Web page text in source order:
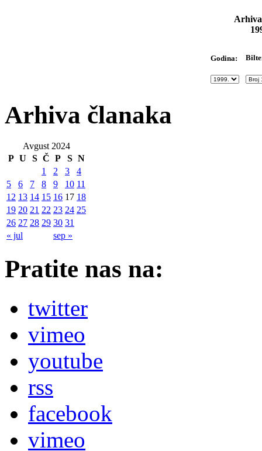
Godina:
Arhiva članaka
Avgust 2024
P U S Č P S N
« jul sep »
1 2 3
4
5
6 7 8 9 10 11
12 13 14 15 16 17 18
19 20 21 22 23 24 25
26 27 28 29 30 31
Pratite nas na:
twitter
vimeo
youtube
rss
facebook
vimeo